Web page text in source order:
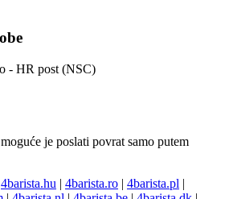
- HR post (NSC)
je poslati povrat samo putem
4barista.hu | 4barista.ro | 4barista.pl |